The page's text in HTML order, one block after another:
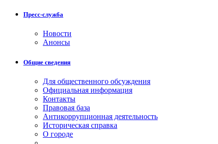
Пресс-служба
Новости
Анонсы
Общие сведения
Для общественного обсуждения
Официальная информация
Контакты
Правовая база
Антикоррупционная деятельность
Историческая справка
О городе